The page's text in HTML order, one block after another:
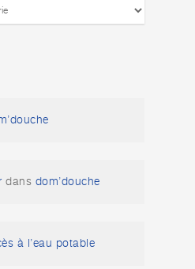
dans dom’douche
à l’eau potable